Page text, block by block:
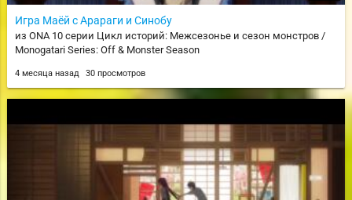
Игра Маёй с Арараги и Синобу
из ONA 10 серии Цикл историй: Межсезонье и сезон монстров /
Monogatari Series: Off & Monster Season
4 месяца назад 30 просмотров